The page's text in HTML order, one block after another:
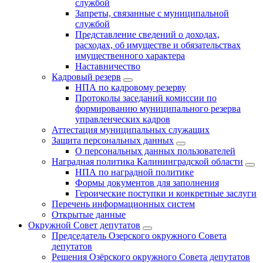
службой
Запреты, связанные с муниципальной
службой
Представление сведений о доходах,
расходах, об имуществе и обязательствах
имущественного характера
Наставничество
Кадровый резерв
НПА по кадровому резерву
Протоколы заседаний комиссии по
формированию муниципального резерва
управленческих кадров
Аттестация муниципальных служащих
Защита персональных данных
О персональных данных пользователей
Наградная политика Калининградской области
НПА по наградной политике
Формы документов для заполнения
Героические поступки и конкретные заслуги
Перечень информационных систем
Открытые данные
Окружной Совет депутатов
Председатель Озерского окружного Совета
депутатов
Решения Озёрского окружного Совета депутатов